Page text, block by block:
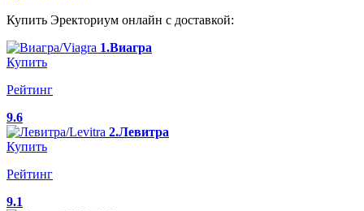
Купить Эректориум онлайн с доставкой:
1.Виагра
Купить
Рейтинг
9.6
2.Левитра
Купить
Рейтинг
9.1